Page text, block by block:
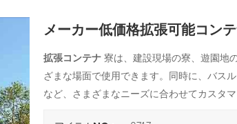
メーカー低価格拡張可能コン
拡張コンテナ寮は、建設現場の寮、遊園地
ざまな場面で使用できます。同時に、バス
など、さまざまなニーズに合わせてカスタ